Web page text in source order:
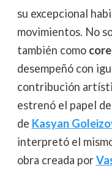
su excepcional
movimientos. No
también como
desempeñó con
contribución
estrenó el papel de
de Kasyan
interpretó el
obra creada por